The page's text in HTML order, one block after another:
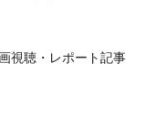
視聴・レポート記事